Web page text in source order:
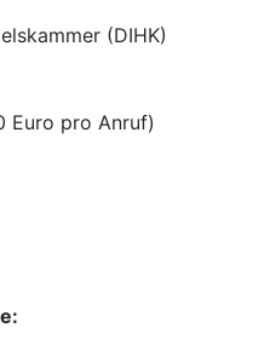
(DIHK)
Euro pro Anruf)